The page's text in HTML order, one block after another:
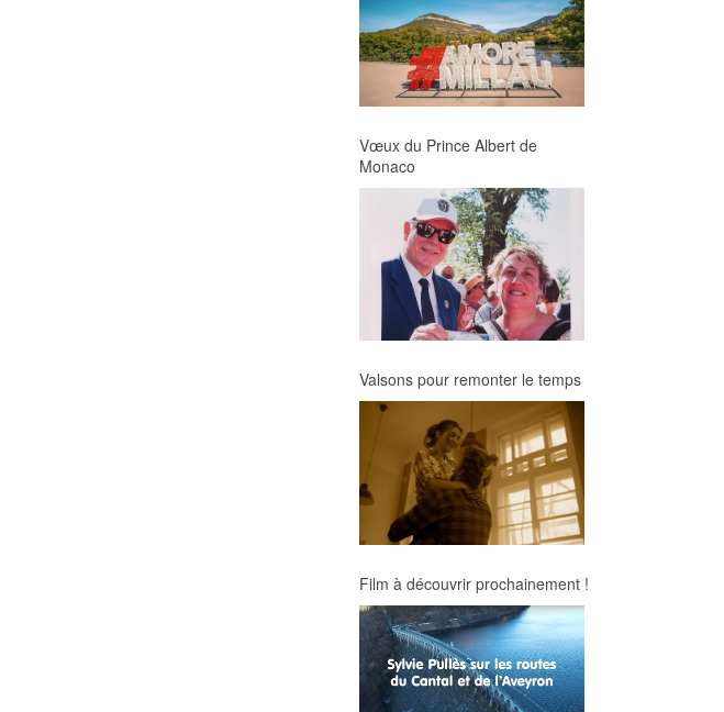
Vœux du Prince Albert de
Monaco
Valsons pour remonter le temps
Film à découvrir prochainement !